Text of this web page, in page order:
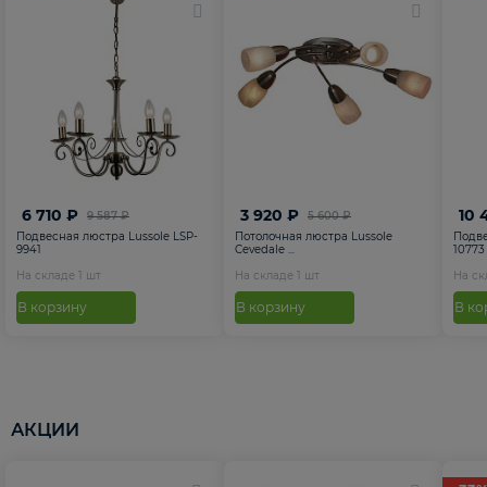
9 587 ₽
6 710 ₽
Подвесная люстра Lussole LSP-
9941
На складе 1 шт
В корзину
5 600 ₽
3 920 ₽
Потолочная люстра Lussole
Cevedale ...
На складе 1 шт
В корзину
10
10773
На
В
АКЦИИ